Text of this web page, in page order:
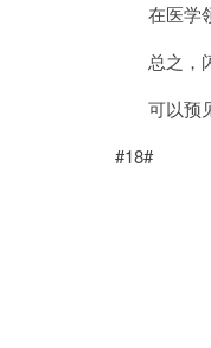
在医学领
总之，闪
可以预见
#18#